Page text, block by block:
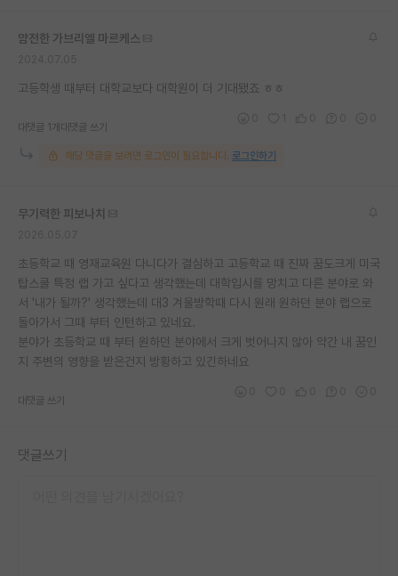
재팬라운지 🌸
얌전한 가브리엘 마르케스
고등학생 때부터 대학교보다 대학원이 더 기대됐죠 ㅎㅎ
대댓글 1개 대댓글 쓰기
해당 댓글을 보려면 로그인이 필요합니다. 로그인하기
무기력한 피보나치
초등학교 때 영재교육원 다니다가 결심하고 고등학교 때 진짜 꿈도크게 미국
탑스쿨 특정 랩 가고 싶다고 생각했는데 대학입시를 망치고 다른 분야로 와
서 '내가 될까?' 생각했는데 대3 겨울방학때 다시 원래 원하던 분야 랩으로
돌아가서 그때 부터 인턴하고 있네요.
분야가 초등학교 때 부터 원하던 분야에서 크게 벗어나지 않아 약간 내 꿈인
지 주변의 영향을 받은건지 방황하고 있긴하네요
대댓글 쓰기
댓글쓰기